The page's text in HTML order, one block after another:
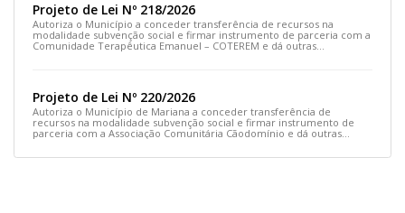
Projeto de Lei Nº 218/2026
Autoriza o Município a conceder transferência de recursos na
modalidade subvenção social e firmar instrumento de parceria com a
Comunidade Terapêutica Emanuel – COTEREM e dá outras
Projeto de Lei Nº 220/2026
Autoriza o Município de Mariana a conceder transferência de
recursos na modalidade subvenção social e firmar instrumento de
parceria com a Associação Comunitária Cãodomínio e dá outras